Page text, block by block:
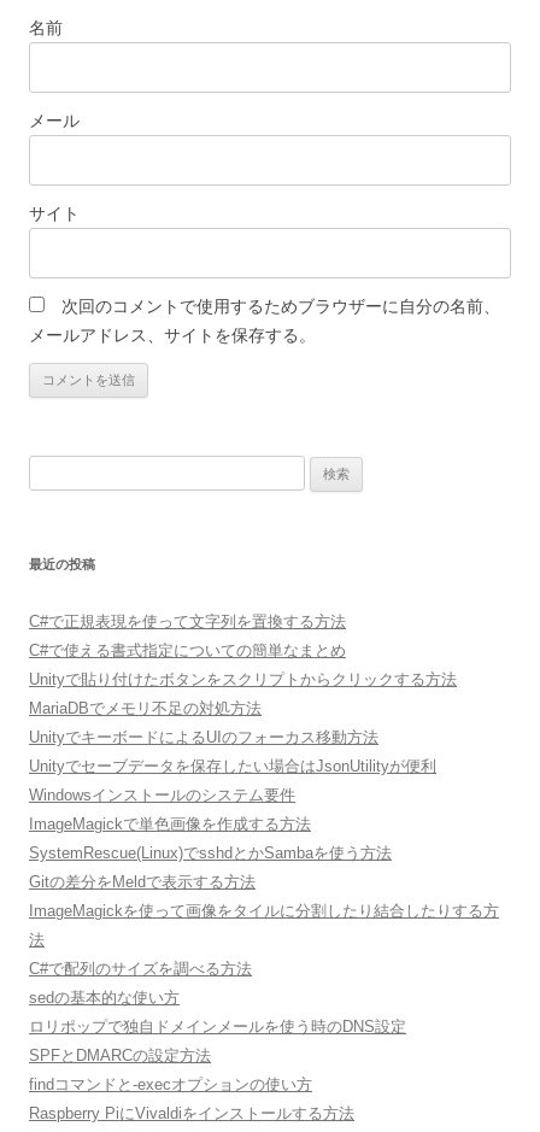
名前
メール
サイト
次回のコメントで使用するためブラウザーに自分の名前、
メールアドレス、サイトを保存する。
最近の投稿
C#で正規表現を使って文字列を置換する方法
C#で使える書式指定についての簡単なまとめ
Unityで貼り付けたボタンをスクリプトからクリックする方法
MariaDBでメモリ不足の対処方法
UnityでキーボードによるUIのフォーカス移動方法
Unityでセーブデータを保存したい場合はJsonUtilityが便利
Windowsインストールのシステム要件
ImageMagickで単色画像を作成する方法
SystemRescue(Linux)でsshdとかSambaを使う方法
Gitの差分をMeldで表示する方法
ImageMagickを使って画像をタイルに分割したり結合したりする方
法
C#で配列のサイズを調べる方法
sedの基本的な使い方
ロリポップで独自ドメインメールを使う時のDNS設定
SPFとDMARCの設定方法
findコマンドと-execオプションの使い方
Raspberry PiにVivaldiをインストールする方法